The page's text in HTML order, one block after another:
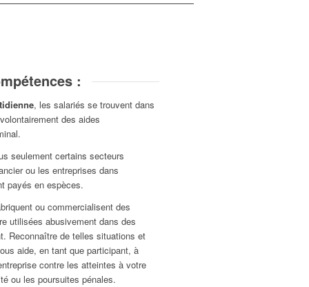
:
, les salariés se trouvent dans
des aides
seulement certains secteurs
ou les entreprises dans
payés en espèces.
ou commercialisent des
utilisées abusivement dans des
Reconnaître de telles situations et
aide, en tant que participant, à
contre les atteintes à votre
ou les poursuites pénales.